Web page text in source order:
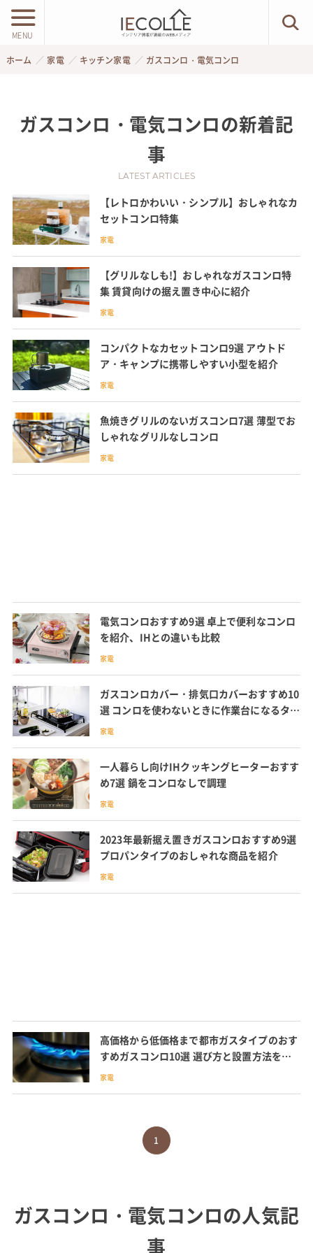
MENU
ホーム 家電 キッチン家電 ガスコンロ・電気コンロ
ガスコンロ・電気コンロの新着記
事
LATEST ARTICLES
【レトロかわいい・シンプル】おしゃれなカ
セットコンロ特集
家電
【グリルなしも!】おしゃれなガスコンロ特
集 賃貸向けの据え置き中心に紹介
家電
コンパクトなカセットコンロ9選 アウトド
ア・キャンプに携帯しやすい小型を紹介
家電
魚焼きグリルのないガスコンロ7選 薄型でお
しゃれなグリルなしコンロ
家電
電気コンロおすすめ9選 卓上で便利なコンロ
を紹介、IHとの違いも比較
家電
ガスコンロカバー・排気口カバーおすすめ10
選 コンロを使わないときに作業台になるタイ
プも
家電
一人暮らし向けIHクッキングヒーターおすす
め7選 鍋をコンロなしで調理
家電
2023年最新据え置きガスコンロおすすめ9選
プロパンタイプのおしゃれな商品を紹介
家電
高価格から低価格まで都市ガスタイプのおす
すめガスコンロ10選 選び方と設置方法を確
認
家電
1
ガスコンロ・電気コンロの人気記
事